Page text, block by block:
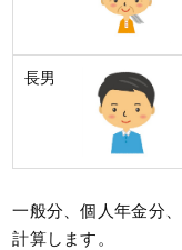
長男
一般分、個人年金分
計算します。